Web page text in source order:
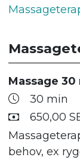
Massage
30 min
650,00
behov, ex